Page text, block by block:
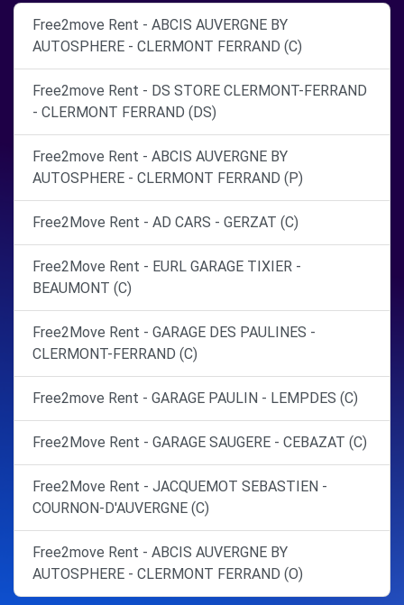
Free2move Rent - ABCIS AUVERGNE BY
AUTOSPHERE - CLERMONT FERRAND (C)
Free2move Rent - DS STORE CLERMONT-FERRAND
- CLERMONT FERRAND (DS)
Free2move Rent - ABCIS AUVERGNE BY
AUTOSPHERE - CLERMONT FERRAND (P)
Free2Move Rent - AD CARS - GERZAT (C)
Free2Move Rent - EURL GARAGE TIXIER -
BEAUMONT (C)
Free2Move Rent - GARAGE DES PAULINES -
CLERMONT-FERRAND (C)
Free2move Rent - GARAGE PAULIN - LEMPDES (C)
Free2Move Rent - GARAGE SAUGERE - CEBAZAT (C)
Free2Move Rent - JACQUEMOT SEBASTIEN -
COURNON-D'AUVERGNE (C)
Free2move Rent - ABCIS AUVERGNE BY
AUTOSPHERE - CLERMONT FERRAND (O)